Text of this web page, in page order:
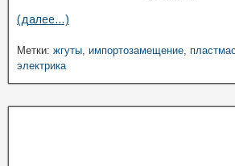
(далее…)
Метки: жгуты, импортозамещение,
электрика